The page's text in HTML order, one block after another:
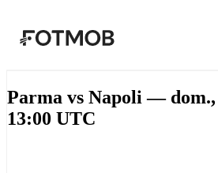
Parma vs Napoli —
13:00 UTC